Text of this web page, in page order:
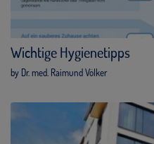
Wichtige Hygienetipps
by Dr. med. Raimund Völker